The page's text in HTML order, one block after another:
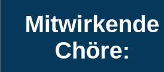
Mitwirkende
Chöre: